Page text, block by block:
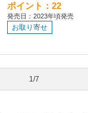
ポイント：22
発売日：2023年頃発売
お取り寄せ
1/7